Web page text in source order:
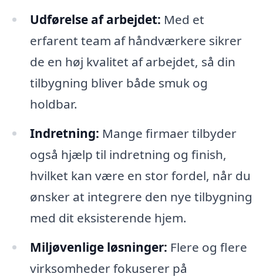
Udførelse af arbejdet: Med et
erfarent team af håndværkere sikrer
de en høj kvalitet af arbejdet, så din
tilbygning bliver både smuk og
holdbar.
Indretning: Mange firmaer tilbyder
også hjælp til indretning og finish,
hvilket kan være en stor fordel, når du
ønsker at integrere den nye tilbygning
med dit eksisterende hjem.
Miljøvenlige løsninger: Flere og flere
virksomheder fokuserer på